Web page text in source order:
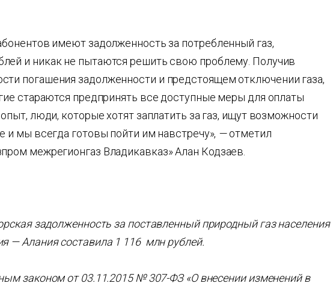
имеют задолженность за потребленный газ,
и никак не пытаются решить свою проблему. Получив
погашения задолженности и предстоящем отключении газа,
стараются предпринять все доступные меры для оплаты
люди, которые хотят заплатить за газ, ищут возможности
и мы всегда готовы пойти им навстречу», —отметил
межрегионгаз Владикавказ» Алан Кодзаев.
задолженность за поставленный природный газ населения
— Алания составила 1 116 млн рублей.
законом от 03.11.2015 № 307-ФЗ «О внесении изменений в